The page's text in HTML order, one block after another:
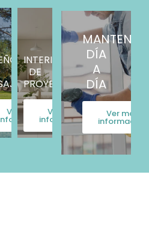
Ver más
INTERIORISMO
DE
PROYECTOS
Ver más
información
DÍA
A
DÍA
Ver más
información